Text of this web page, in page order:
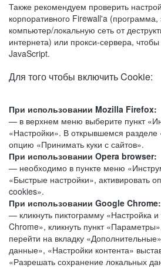
Также рекомендуем проверить
корпоративного Firewall'a
компьютер/локальную сеть от
интернета) или прокси-сервера,
JavaScript.
Для того чтобы включить Cookie:
При использовании Mozilla Firefox:
— в верхнем меню выберите пункт
«Настройки». В открывшемся разделе
опцию «Принимать куки с сайтов».
При использовании Opera browser:
— необходимо в пункте меню
«Быстрые настройки», активировать
cookies».
При использовании Google Chrome:
— кликнуть пиктограмму «Настройка
Chrome», кликнуть пункт
перейти на вкладку
данные», «Настройки контента»
«Разрешать сохранение локальных